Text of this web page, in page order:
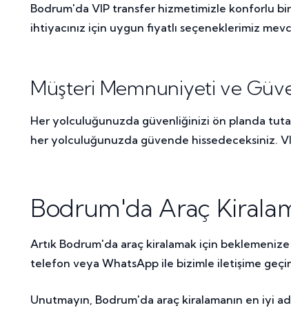
Bodrum'da VIP transfer hizmetimizle konforlu
ihtiyacınız için uygun fiyatlı seçeneklerimiz
Müşteri Memnuniyeti ve
Her yolculuğunuzda güvenliğinizi ön planda
her yolculuğunuzda güvende hissedeceksiniz.
Bodrum'da Araç
Artık Bodrum'da araç kiralamak için
telefon veya WhatsApp ile bizimle iletişime
Unutmayın, Bodrum'da araç kiralamanın en iyi